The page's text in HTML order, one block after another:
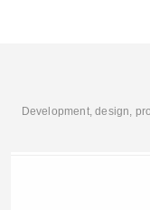
Development, design,